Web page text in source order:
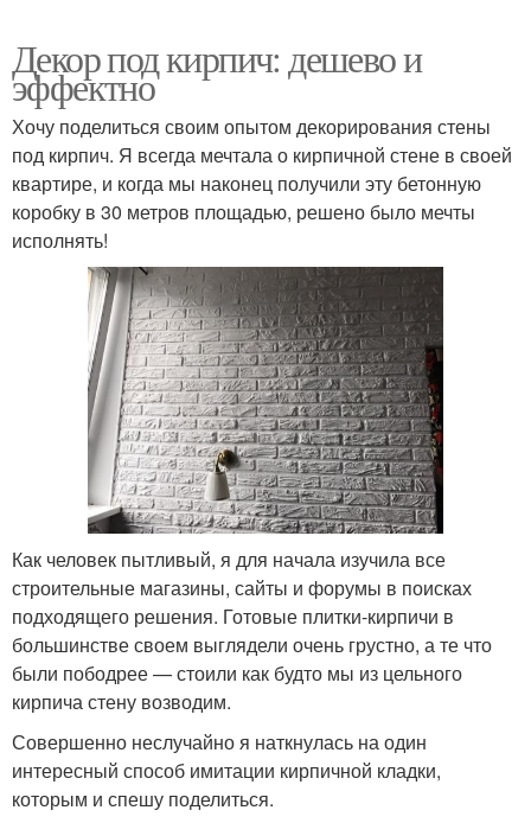
Декор под кирпич: дешево и
эффектно
Хочу поделиться своим опытом декорирования стены
под кирпич. Я всегда мечтала о кирпичной стене в своей
квартире, и когда мы наконец получили эту бетонную
коробку в 30 метров площадью, решено было мечты
исполнять!
Как человек пытливый, я для начала изучила все
строительные магазины, сайты и форумы в поисках
подходящего решения. Готовые плитки-кирпичи в
большинстве своем выглядели очень грустно, а те что
были пободрее — стоили как будто мы из цельного
кирпича стену возводим.
Совершенно неслучайно я наткнулась на один
интересный способ имитации кирпичной кладки,
которым и спешу поделиться.